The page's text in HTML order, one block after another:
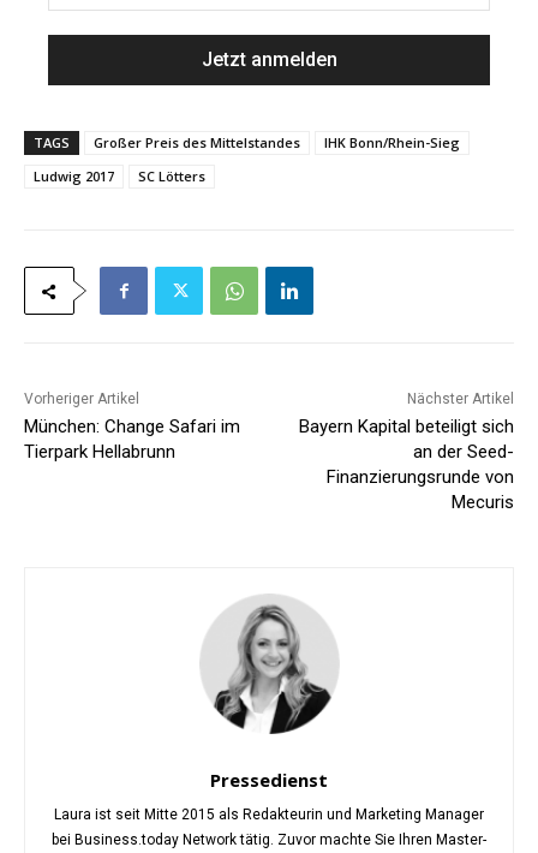
a
M
a
l
TAGS Großer Preis des Mittelstandes
IHK Bonn/Rhein-Sieg
Ludwig 2017
SC Lötters
Vorheriger Artikel
München: Change Safari im
Tierpark Hellabrunn
Nächster Artikel
Bayern Kapital beteiligt sich
an der Seed-
Finanzierungsrunde von
Mecuris
Pressedienst
Laura ist seit Mitte 2015 als Redakteurin und Marketing Manager
bei Business.today Network tätig. Zuvor machte Sie Ihren Master-